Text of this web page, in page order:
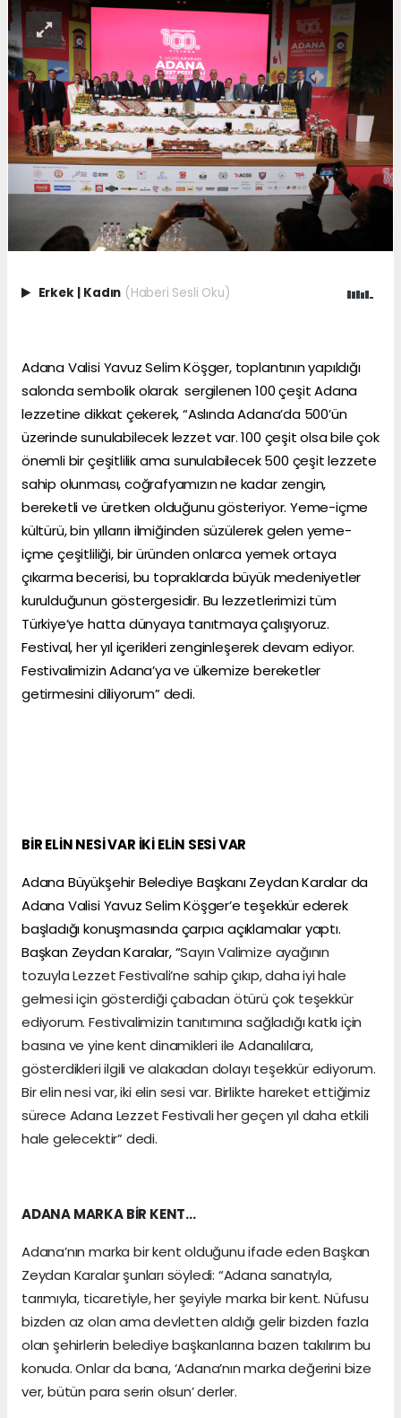
Erkek | Kadın (Haberi Sesli Oku)
Adana Valisi Yavuz Selim Köşger, toplantının yapıldığı
salonda sembolik olarak sergilenen 100 çeşit Adana
lezzetine dikkat çekerek, “Aslında Adana’da 500’ün
üzerinde sunulabilecek lezzet var. 100 çeşit olsa bile çok
önemli bir çeşitlilik ama sunulabilecek 500 çeşit lezzete
sahip olunması, coğrafyamızın ne kadar zengin,
bereketli ve üretken olduğunu gösteriyor. Yeme-içme
kültürü, bin yılların ilmiğinden süzülerek gelen yeme-
içme çeşitliliği, bir üründen onlarca yemek ortaya
çıkarma becerisi, bu topraklarda büyük medeniyetler
kurulduğunun göstergesidir. Bu lezzetlerimizi tüm
Türkiye’ye hatta dünyaya tanıtmaya çalışıyoruz.
Festival, her yıl içerikleri zenginleşerek devam ediyor.
Festivalimizin Adana’ya ve ülkemize bereketler
getirmesini diliyorum” dedi.
BİR ELİN NESİ VAR İKİ ELİN SESİ VAR
Adana Büyükşehir Belediye Başkanı Zeydan Karalar da
Adana Valisi Yavuz Selim Köşger’e teşekkür ederek
başladığı konuşmasında çarpıcı açıklamalar yaptı.
Başkan Zeydan Karalar, “Sayın Valimize ayağının
tozuyla Lezzet Festivali’ne sahip çıkıp, daha iyi hale
gelmesi için gösterdiği çabadan ötürü çok teşekkür
ediyorum. Festivalimizin tanıtımına sağladığı katkı için
basına ve yine kent dinamikleri ile Adanalılara,
gösterdikleri ilgili ve alakadan dolayı teşekkür ediyorum.
Bir elin nesi var, iki elin sesi var. Birlikte hareket ettiğimiz
sürece Adana Lezzet Festivali her geçen yıl daha etkili
hale gelecektir” dedi.
ADANA MARKA BİR KENT…
Adana’nın marka bir kent olduğunu ifade eden Başkan
Zeydan Karalar şunları söyledi: “Adana sanatıyla,
tarımıyla, ticaretiyle, her şeyiyle marka bir kent. Nüfusu
bizden az olan ama devletten aldığı gelir bizden fazla
olan şehirlerin belediye başkanlarına bazen takılırım bu
konuda. Onlar da bana, ‘Adana’nın marka değerini bize
ver, bütün para serin olsun’ derler.